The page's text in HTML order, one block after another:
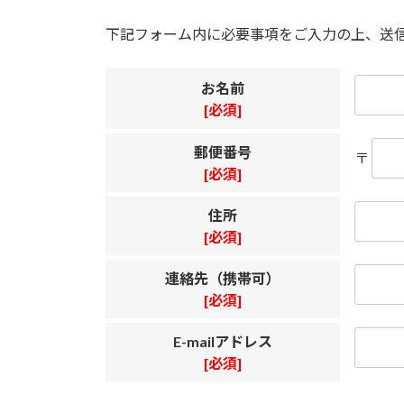
下記フォーム内に必要事項をご入力の上、送
お名前
[必須]
郵便番号
[必須]
〒
住所
[必須]
連絡先（携帯可）
[必須]
E-mailアドレス
[必須]